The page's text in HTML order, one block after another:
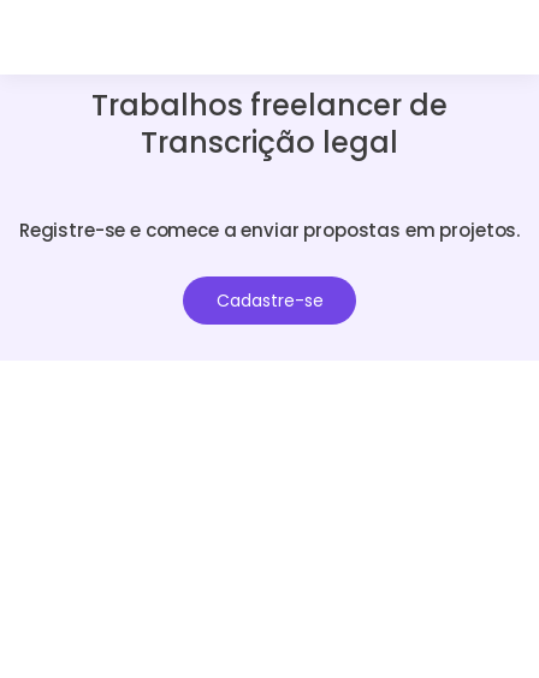
Trabalhos freelancer de
Transcrição legal
Registre-se e comece a enviar propostas em projetos.
Cadastre-se